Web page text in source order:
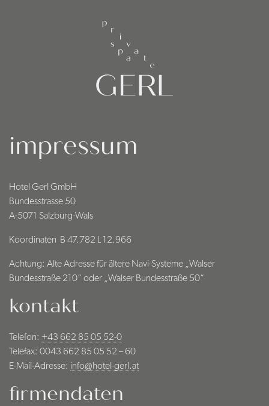
impressum
Hotel Gerl GmbH
Bundesstrasse 50
A-5071 Salzburg-Wals
Koordinaten B 47.782 L 12.966
Achtung: Alte Adresse für ältere Navi-Systeme „Walser
Bundesstraße 210“ oder „Walser Bundesstraße 50“
kontakt
Telefon: +43 662 85 05 52-0
Telefax: 0043 662 85 05 52 – 60
E-Mail-Adresse: info@hotel-gerl.at
firmendaten